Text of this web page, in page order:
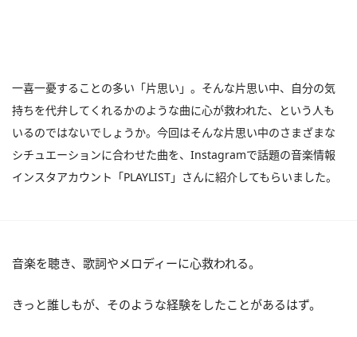
一喜一憂することの多い「片思い」。そんな片思い中、自分の気
持ちを代弁してくれるかのような曲に心が救われた、という人も
いるのではないでしょうか。今回はそんな片思い中のさまざまな
シチュエーションに合わせた曲を、Instagramで話題の音楽情報
インスタアカウント「PLAYLIST」さんに紹介してもらいました。
音楽を聴き、歌詞やメロディーに心救われる。
きっと誰しもが、そのような経験をしたことがあるはず。